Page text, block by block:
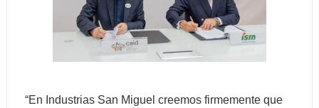
“En Industrias San Miguel creemos firmemente que